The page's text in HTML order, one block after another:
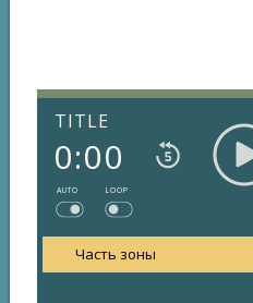
TITLE
0:00
AUTO LOOP
Часть зоны